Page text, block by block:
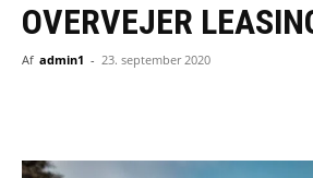
OVERVEJER
Af admin1 - 23. september 2020